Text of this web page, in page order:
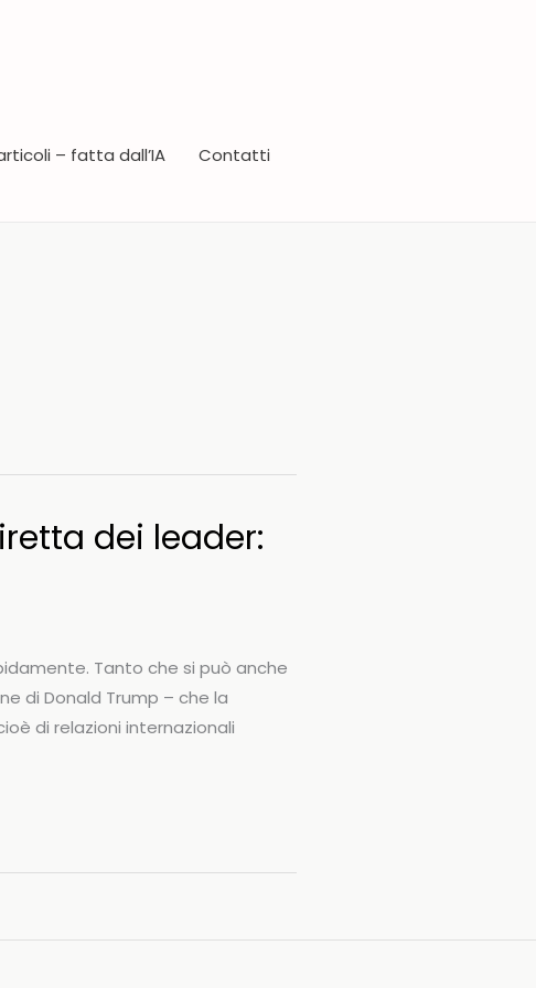
– fatta dall’IA Contatti
dei leader:
Tanto che si può anche
di Donald Trump – che la
di relazioni internazionali